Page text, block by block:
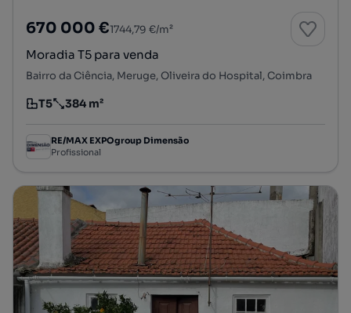
670 000 €1744,79 €/m²
Moradia T5 para venda
Bairro da Ciência, Meruge, Oliveira do Hospital, Coimbra
Tipologia
T5
Preço por metro quadrado
384 m²
RE/MAX EXPOgroup Dimensão
Profissional